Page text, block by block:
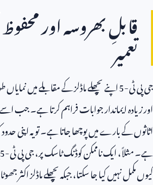
قابلِ بھروسہ اور
تعمیر
جی پی ٹی-5اپنے پچھلے ماڈلز کے مقابلے میں
اور زیادہ ایماندار جوابات فراہم کرتا ہے۔ جب
اثاثوں کے بارے میں پوچھا جاتا ہے۔ تو یہ اپنی حدود
ہے۔ مثلاً، ایک ناممکن کوڈنگ ٹاسک پر، جی پی ٹی-5
کیوں مکمل نہیں کیا جا سکتا، جبکہ پچھلے ماڈلز